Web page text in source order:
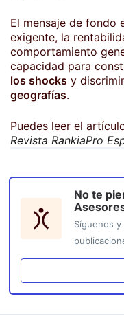
El mensaje de fondo
exigente, la
comportamiento
capacidad para
los shocks y
geografías.
Puedes leer el
Revista RankiaPro
No te
Síguenos